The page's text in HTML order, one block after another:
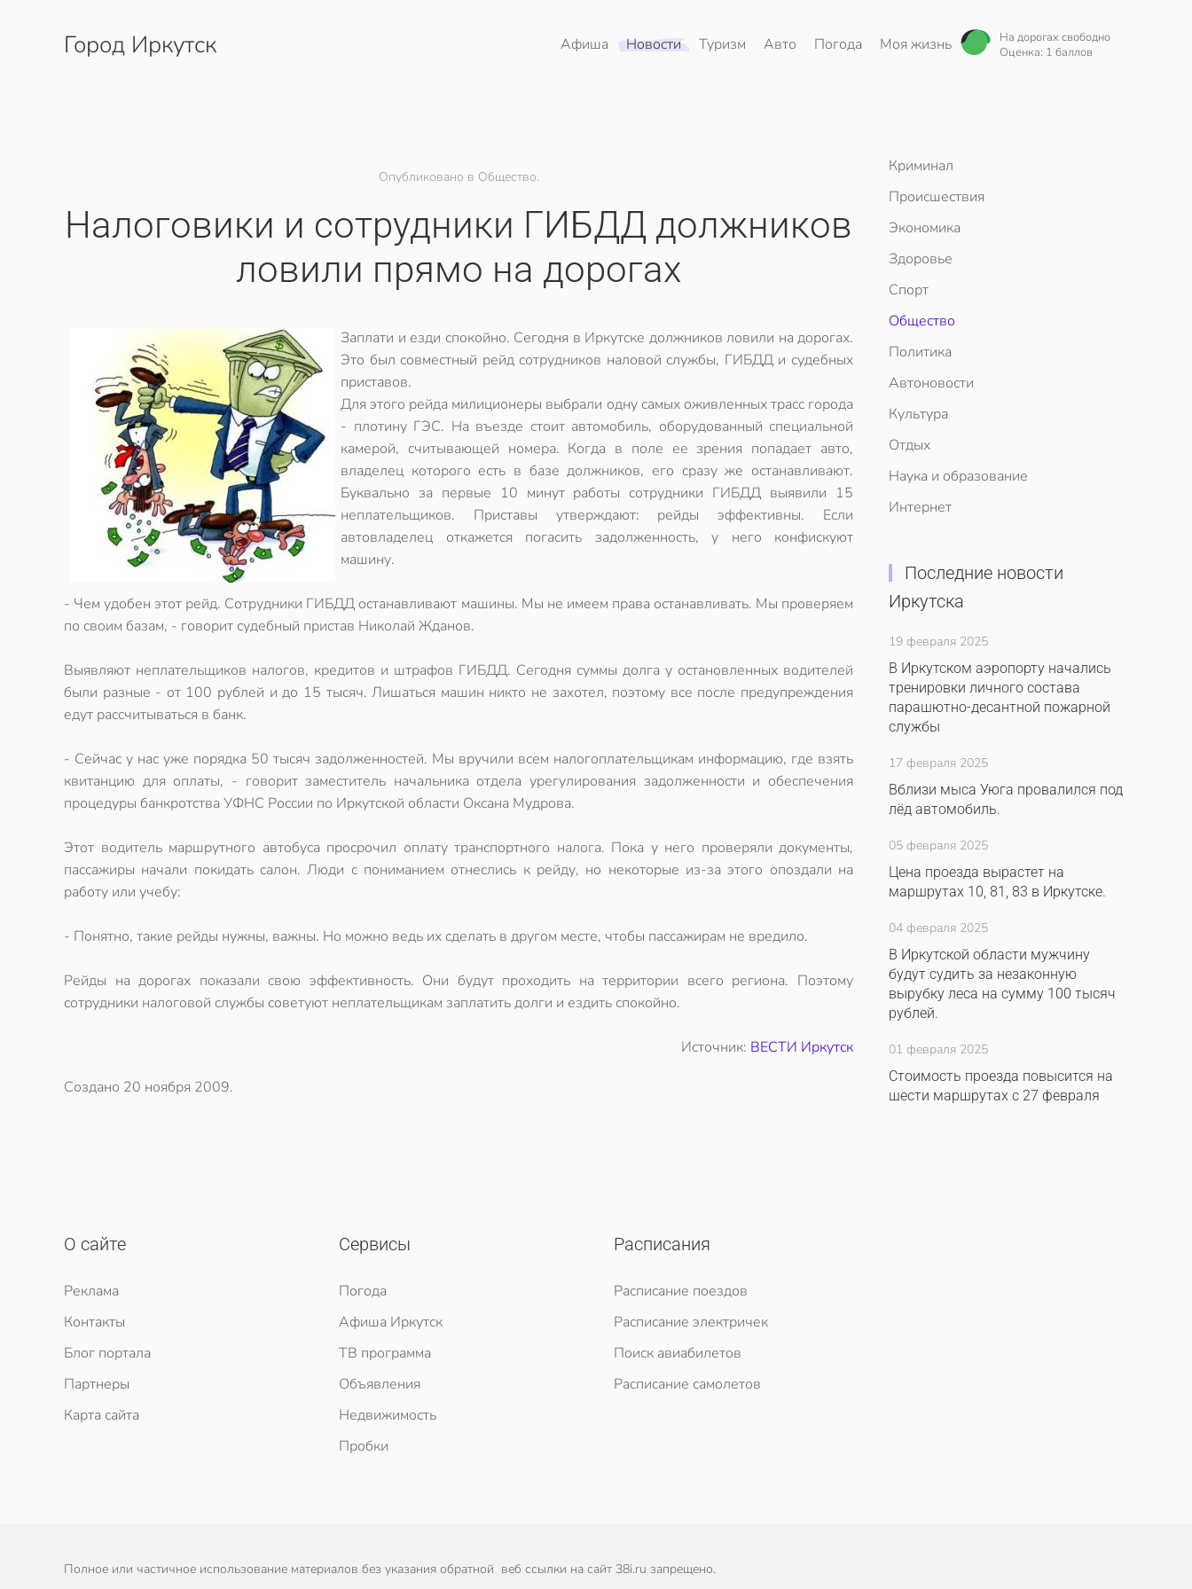
Перейти к содержимому
Город Иркутск Афиша Новости Туризм Авто Погода Моя жизнь
На дорогах свободно
Оценка: 1 баллов
Опубликовано в Общество.
Налоговики и сотрудники ГИБДД должников
ловили прямо на дорогах
Заплати и езди спокойно. Сегодня в Иркутске должников ловили на дорогах.
Это был совместный рейд сотрудников наловой службы, ГИБДД и судебных
приставов.
Для этого рейда милиционеры выбрали одну самых оживленных трасс города
- плотину ГЭС. На въезде стоит автомобиль, оборудованный специальной
камерой, считывающей номера. Когда в поле ее зрения попадает авто,
владелец которого есть в базе должников, его сразу же останавливают.
Буквально за первые 10 минут работы сотрудники ГИБДД выявили 15
неплательщиков. Приставы утверждают: рейды эффективны. Если
автовладелец откажется погасить задолженность, у него конфискуют
машину.
- Чем удобен этот рейд. Сотрудники ГИБДД останавливают машины. Мы не имеем права останавливать. Мы проверяем
по своим базам, - говорит судебный пристав Николай Жданов.
Выявляют неплательщиков налогов, кредитов и штрафов ГИБДД. Сегодня суммы долга у остановленных водителей
были разные - от 100 рублей и до 15 тысяч. Лишаться машин никто не захотел, поэтому все после предупреждения
едут рассчитываться в банк.
- Сейчас у нас уже порядка 50 тысяч задолженностей. Мы вручили всем налогоплательщикам информацию, где взять
квитанцию для оплаты, - говорит заместитель начальника отдела урегулирования задолженности и обеспечения
процедуры банкротства УФНС России по Иркутской области Оксана Мудрова.
Этот водитель маршрутного автобуса просрочил оплату транспортного налога. Пока у него проверяли документы,
пассажиры начали покидать салон. Люди с пониманием отнеслись к рейду, но некоторые из-за этого опоздали на
работу или учебу:
- Понятно, такие рейды нужны, важны. Но можно ведь их сделать в другом месте, чтобы пассажирам не вредило.
Рейды на дорогах показали свою эффективность. Они будут проходить на территории всего региона. Поэтому
сотрудники налоговой службы советуют неплательщикам заплатить долги и ездить спокойно.
Источник: ВЕСТИ Иркутск
Создано 20 ноября 2009.
Криминал
Происшествия
Экономика
Здоровье
Спорт
Общество
Политика
Автоновости
Культура
Отдых
Наука и образование
Интернет
Последние новости
Иркутска
19 февраля 2025
В Иркутском аэропорту начались
тренировки личного состава
парашютно-десантной пожарной
службы
17 февраля 2025
Вблизи мыса Уюга провалился под
лёд автомобиль.
05 февраля 2025
Цена проезда вырастет на
маршрутах 10, 81, 83 в Иркутске.
04 февраля 2025
В Иркутской области мужчину
будут судить за незаконную
вырубку леса на сумму 100 тысяч
рублей.
01 февраля 2025
Стоимость проезда повысится на
шести маршрутах с 27 февраля
О сайте
Реклама
Контакты
Блог портала
Партнеры
Карта сайта
Сервисы
Погода
Афиша Иркутск
ТВ программа
Объявления
Недвижимость
Пробки
Расписания
Расписание поездов
Расписание электричек
Поиск авиабилетов
Расписание самолетов
Полное или частичное использование материалов без указания обратной веб ссылки на сайт 38i.ru запрещено.